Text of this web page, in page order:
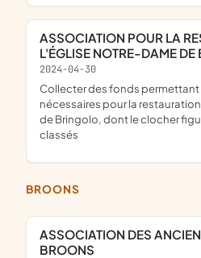
ASSOCIATION POUR LA RESTAURATION DE
L'ÉGLISE NOTRE-DAME
2024-04-30
collecter des fonds permettant de financer les travaux
nécessaires pour la
de Bringolo, dont le clocher
classés
BROONS
ASSOCIATION DES ANCIENS COMBATTANTS DE
BROONS